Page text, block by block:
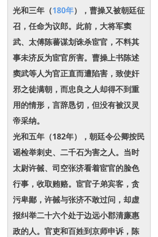
光和三年（180年），曹操又被朝廷征
召，任命为议郎。此前，大将军窦
武、太傅陈蕃谋划诛杀宦官，不料其
事未济反为宦官所害。曹操上书陈述
窦武等人为官正直而遭陷害，致使奸
邪之徒满朝，而忠良之人却得不到重
用的情形，言辞恳切，但没有被汉灵
帝采纳。
光和五年（182年），朝廷令公卿按民
谣检举刺史、二千石为害之人。当时
太尉许戫、司空张济看着宦官的脸色
行事，收取贿赂。宦官子弟宾客，贪
污卑鄙，许戫与张济不敢过问，却虚
报纠举二十六个处于边远小郡清廉惠
政的人。官吏和百姓到京师申诉，陈